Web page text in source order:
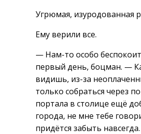
Угрюмая, изуродованная
Ему верили все.
— Нам-то особо
первый день, боцман. —
видишь, из-за
только собраться через
портала в столице ещё
города, не мне тебе
придётся забыть